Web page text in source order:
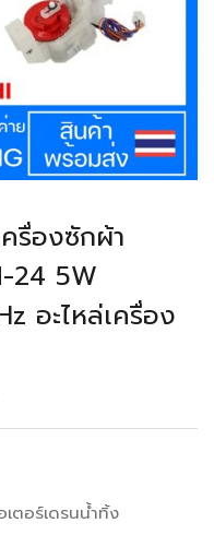
รื่องซักผ้า
24 5W
อะไหล่เครื่อง
ตอร์เดรนน้ำทิ้ง